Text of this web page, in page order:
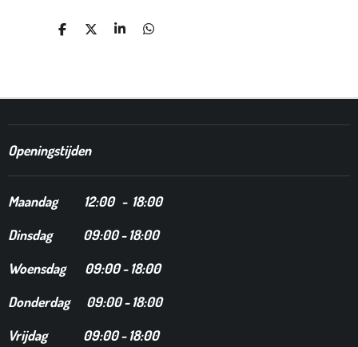
D
D
S
D
Openingstijden
Maandag 12:00 - 18:00
Dinsdag
09:00 - 18:00
Woensdag 09:00 - 18:00
Donderdag 09:00 - 18:00
Vrijdag 09:00 - 18:00